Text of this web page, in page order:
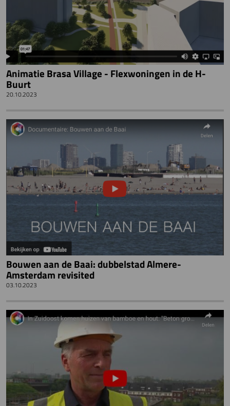
Animatie Brasa Village - Flexwoningen in de H-
Buurt
20.10.2023
Bouwen aan de Baai: dubbelstad Almere-
Amsterdam revisited
03.10.2023